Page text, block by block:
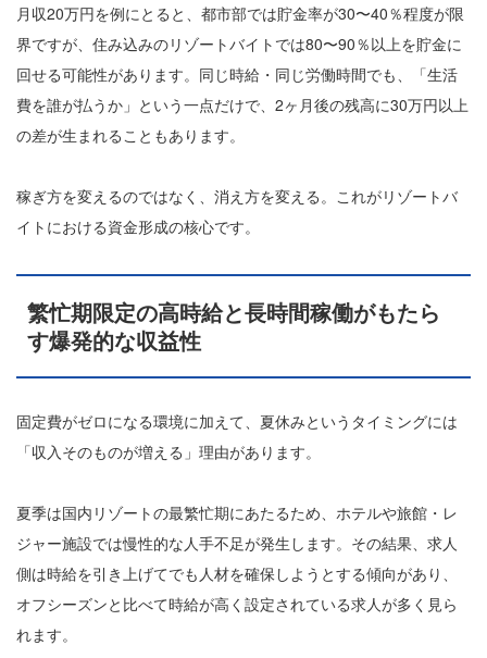
月収20万円を例にとると、都市部では貯金率が30〜40％程度が限
界ですが、住み込みのリゾートバイトでは80〜90％以上を貯金に
回せる可能性があります。同じ時給・同じ労働時間でも、「生活
費を誰が払うか」という一点だけで、2ヶ月後の残高に30万円以上
の差が生まれることもあります。
稼ぎ方を変えるのではなく、消え方を変える。これがリゾートバ
イトにおける資金形成の核心です。
繁忙期限定の高時給と長時間稼働がもたら
す爆発的な収益性
固定費がゼロになる環境に加えて、夏休みというタイミングには
「収入そのものが増える」理由があります。
夏季は国内リゾートの最繁忙期にあたるため、ホテルや旅館・レ
ジャー施設では慢性的な人手不足が発生します。その結果、求人
側は時給を引き上げてでも人材を確保しようとする傾向があり、
オフシーズンと比べて時給が高く設定されている求人が多く見ら
れます。